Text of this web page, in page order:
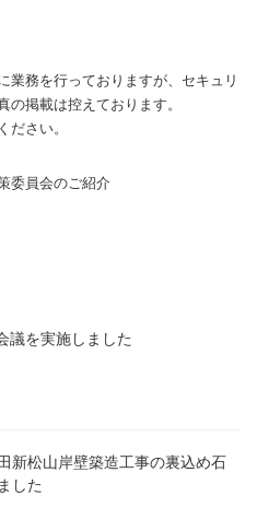
務を行っておりますが、セキュリ
掲載は控えております。
さい。
員会のご紹介
議を実施しました
新松山岸壁築造工事の裏込め石
した